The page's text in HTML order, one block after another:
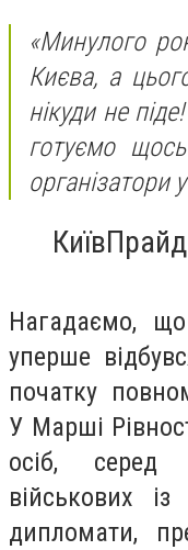
«Минулого
Києва, а
нікуди не
готуємо
організатори
Нагадаємо,
уперше
початку
У Марші
осіб,
військових
дипломати,